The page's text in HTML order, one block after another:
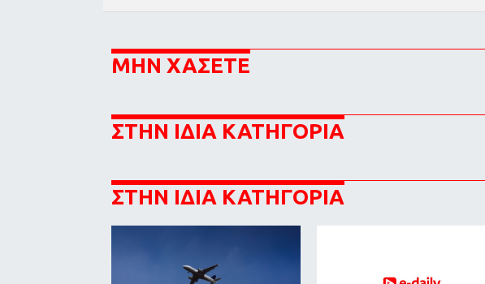
ΜΗΝ ΧΑΣΕΤΕ
ΣΤΗΝ ΙΔΙΑ ΚΑΤΗΓΟΡΙΑ
ΣΤΗΝ ΙΔΙΑ ΚΑΤΗΓΟΡΙΑ